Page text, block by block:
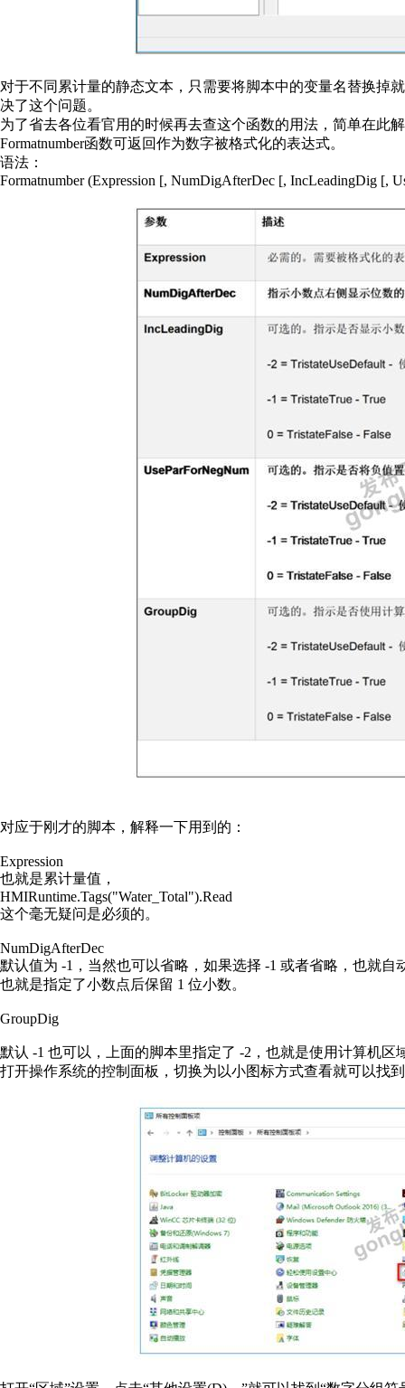
对于不同累计量的静态文本，只需要将脚本中的变量名替换掉
决了这个问题。
为了省去各位看官用的时候再去查这个函数的用法，简单在此
Formatnumber函数可返回作为数字被格式化的表达式。
语法：
Formatnumber (Expression [, NumDigAfterDec [, IncLeadingDig [,
对应于刚才的脚本，解释一下用到的：
Expression
也就是累计量值，
HMIRuntime.Tags("Water_Total").Read
这个毫无疑问是必须的。
NumDigAfterDec
默认值为 -1，当然也可以省略，如果选择 -1 或者省略，也就
也就是指定了小数点后保留 1 位小数。
GroupDig
默认 -1 也可以，上面的脚本里指定了 -2，也就是使用计算机
打开操作系统的控制面板，切换为以小图标方式查看就可以找